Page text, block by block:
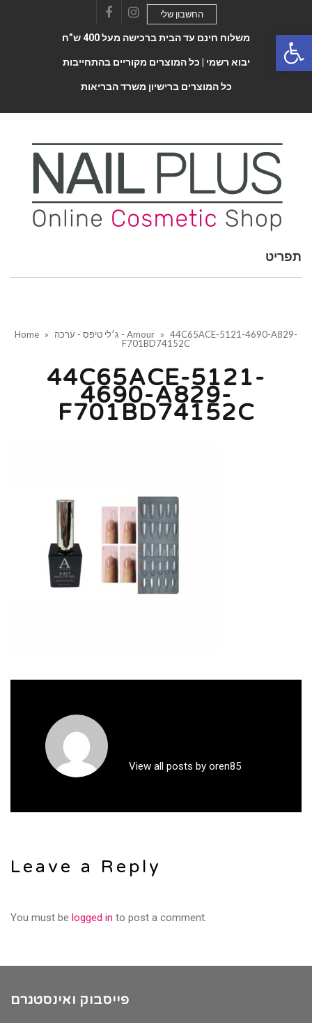
FacebookInstagram
החשבון שלי
משלוח חינם עד הבית ברכישה מעל 400 ש”ח
יבוא רשמי | כל המוצרים מקוריים בהתחייבות
כל המוצרים ברישיון משרד הבריאות
Toggle
תפריט
Home » ג׳לי טיפס - ערכה - Amour » 44C65ACE-5121-4690-A829-
F701BD74152C
44C65ACE-5121-
4690-A829-
F701BD74152C
View all posts by oren85
Leave a Reply
You must be logged in to post a comment.
פייסבוק ואינסטגרם